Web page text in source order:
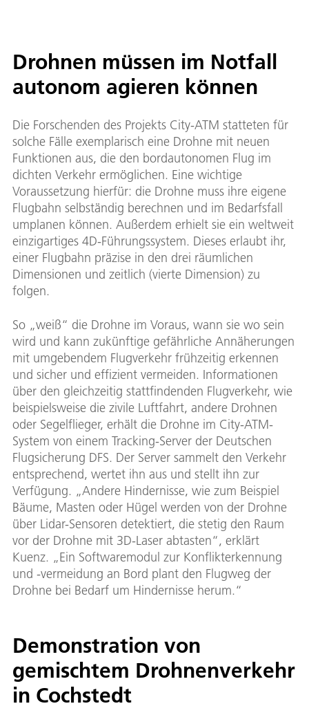
Drohnen müssen im Notfall
autonom agieren können
Die Forschenden des Projekts City-ATM statteten für
solche Fälle exemplarisch eine Drohne mit neuen
Funktionen aus, die den bordautonomen Flug im
dichten Verkehr ermöglichen. Eine wichtige
Voraussetzung hierfür: die Drohne muss ihre eigene
Flugbahn selbständig berechnen und im Bedarfsfall
umplanen können. Außerdem erhielt sie ein weltweit
einzigartiges 4D-Führungssystem. Dieses erlaubt ihr,
einer Flugbahn präzise in den drei räumlichen
Dimensionen und zeitlich (vierte Dimension) zu
folgen.
So „weiß“ die Drohne im Voraus, wann sie wo sein
wird und kann zukünftige gefährliche Annäherungen
mit umgebendem Flugverkehr frühzeitig erkennen
und sicher und effizient vermeiden. Informationen
über den gleichzeitig stattfindenden Flugverkehr, wie
beispielsweise die zivile Luftfahrt, andere Drohnen
oder Segelflieger, erhält die Drohne im City-ATM-
System von einem Tracking-Server der Deutschen
Flugsicherung DFS. Der Server sammelt den Verkehr
entsprechend, wertet ihn aus und stellt ihn zur
Verfügung. „Andere Hindernisse, wie zum Beispiel
Bäume, Masten oder Hügel werden von der Drohne
über Lidar-Sensoren detektiert, die stetig den Raum
vor der Drohne mit 3D-Laser abtasten“, erklärt
Kuenz. „Ein Softwaremodul zur Konflikterkennung
und -vermeidung an Bord plant den Flugweg der
Drohne bei Bedarf um Hindernisse herum.“
Demonstration von
gemischtem Drohnenverkehr
in Cochstedt